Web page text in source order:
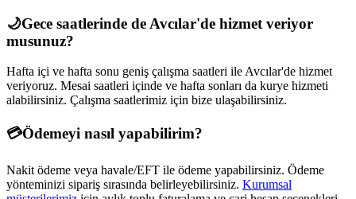
🌙Gece saatlerinde de Avcılar'de hizmet veriyor
musunuz?
Hafta içi ve hafta sonu geniş çalışma saatleri ile Avcılar'de hizmet
veriyoruz. Mesai saatleri içinde ve hafta sonları da kurye hizmeti
alabilirsiniz. Çalışma saatlerimiz için bize ulaşabilirsiniz.
💳Ödemeyi nasıl yapabilirim?
Nakit ödeme veya havale/EFT ile ödeme yapabilirsiniz. Ödeme
yönteminizi sipariş sırasında belirleyebilirsiniz. Kurumsal